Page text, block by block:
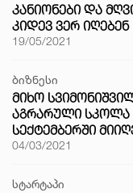
ᲙᲐᲜᲘᲝᲜᲔᲑᲘ ᲓᲐ
ᲙᲘᲓᲔᲕ ᲕᲔᲠ ᲘᲦᲔᲑᲔᲜ
19/05/2021
ბიზნესი
ᲛᲘᲮᲝ
ᲐᲒᲠᲐᲠᲣᲚᲘ ᲡᲙᲝᲚᲐ
ᲡᲔᲥᲢᲔᲛᲑᲔᲠᲨᲘ
04/03/2021
სტარტაპი